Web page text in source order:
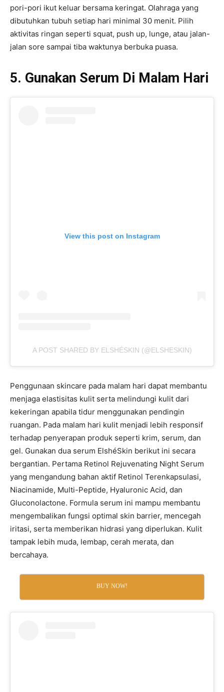
pori-pori ikut keluar bersama keringat. Olahraga yang
dibutuhkan tubuh setiap hari minimal 30 menit. Pilih
aktivitas ringan seperti squat, push up, lunge, atau jalan-
jalan sore sampai tiba waktunya berbuka puasa.
5. Gunakan Serum Di Malam Hari
View this post on Instagram
A POST SHARED BY ELSHÉSKIN (@ELSHESKIN)
Penggunaan skincare pada malam hari dapat membantu
menjaga elastisitas kulit serta melindungi kulit dari
kekeringan apabila tidur menggunakan pendingin
ruangan. Pada malam hari kulit menjadi lebih responsif
terhadap penyerapan produk seperti krim, serum, dan
gel. Gunakan dua serum ElshéSkin berikut ini secara
bergantian. Pertama Retinol Rejuvenating Night Serum
yang mengandung bahan aktif Retinol Terenkapsulasi,
Niacinamide, Multi-Peptide, Hyaluronic Acid, dan
Gluconolactone. Formula serum ini mampu membantu
mengembalikan fungsi optimal skin barrier, mencegah
iritasi, serta memberikan hidrasi yang diperlukan. Kulit
tampak lebih muda, lembap, cerah merata, dan
bercahaya.
BUY NOW!